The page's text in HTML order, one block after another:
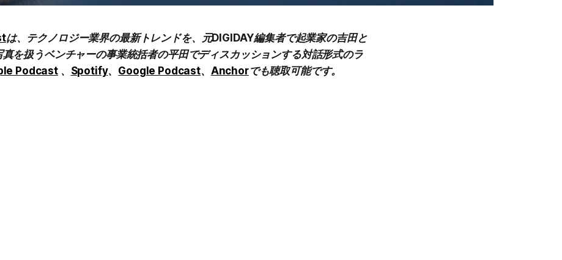
は、テクノロジー業界の最新トレンドを、元DIGIDAY編集者で起業家の吉田と
を扱うベンチャーの事業統括者の平田でディスカッションする対話形式のラ
Podcast、 Spotify、 Google Podcast、 Anchorでも聴取可能です。